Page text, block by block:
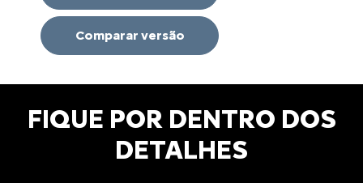
Comparar versão
FIQUE POR DENTRO DOS
DETALHES